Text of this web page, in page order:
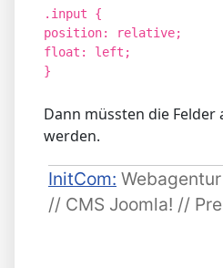
.input {
position: relative;
float: left;
}
Dann müssten die Felder
werden.
InitCom:
// CMS Joomla! //